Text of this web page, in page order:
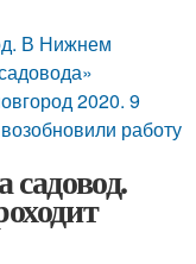
В Нижнем
2020. 9
работу